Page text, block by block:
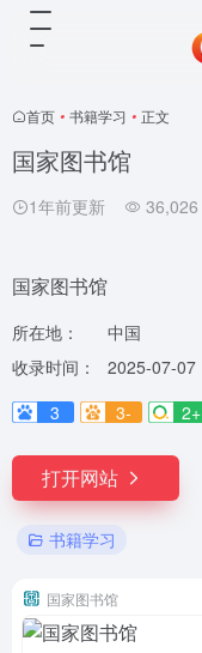
首页 • 书籍学习 • 正文
国家图书馆
1年前更新 36,026
国家图书馆
所在地：
中国
收录时间：
2025-07-07
3
3- 2+
打开网站
书籍学习
国家图书馆